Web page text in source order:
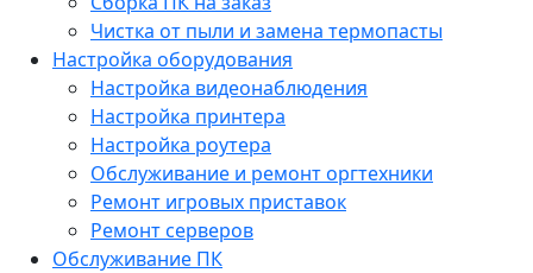
Чистка от пыли и замена термопасты
Настройка оборудования
Настройка видеонаблюдения
Настройка принтера
Настройка роутера
Обслуживание и ремонт оргтехники
Ремонт игровых приставок
Ремонт серверов
Обслуживание ПК